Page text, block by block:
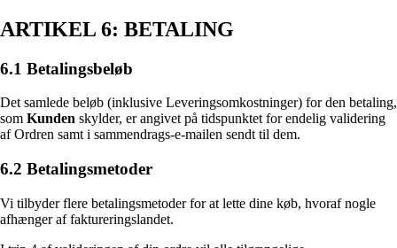
ARTIKEL 6: BETALING
6.1 Betalingsbeløb
Det samlede beløb (inklusive Leveringsomkostninger) for den betaling,
som Kunden skylder, er angivet på tidspunktet for endelig validering
af Ordren samt i sammendrags-e-mailen sendt til dem.
6.2 Betalingsmetoder
Vi tilbyder flere betalingsmetoder for at lette dine køb, hvoraf nogle
afhænger af faktureringslandet.